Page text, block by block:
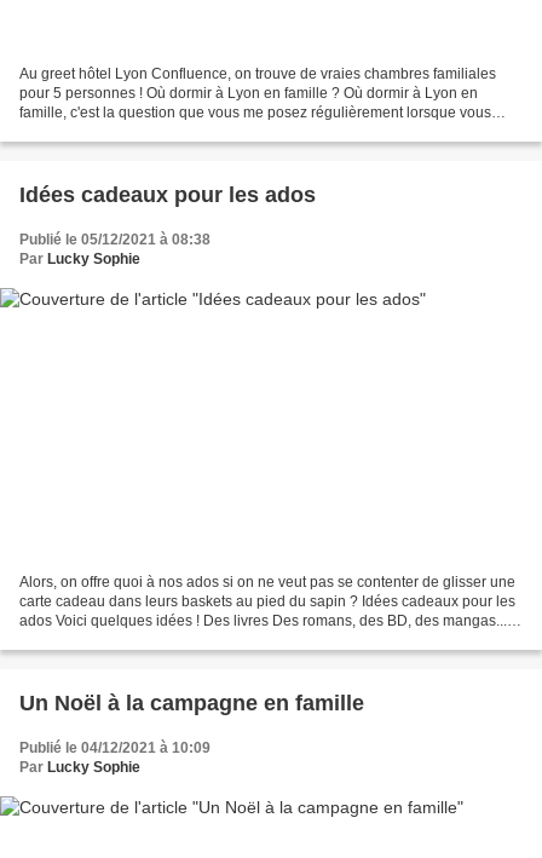
Au greet hôtel Lyon Confluence, on trouve de vraies chambres familiales
pour 5 personnes ! Où dormir à Lyon en famille ? Où dormir à Lyon en
famille, c'est la question que vous me posez régulièrement lorsque vous
Idées cadeaux pour les ados
Publié le 05/12/2021 à 08:38
Par Lucky Sophie
Alors, on offre quoi à nos ados si on ne veut pas se contenter de glisser une
carte cadeau dans leurs baskets au pied du sapin ? Idées cadeaux pour les
ados Voici quelques idées ! Des livres Des romans, des BD, des mangas...
Un Noël à la campagne en famille
Publié le 04/12/2021 à 10:09
Par Lucky Sophie